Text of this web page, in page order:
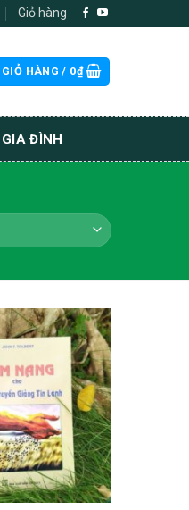
Giỏ hàng
GIỎ HÀNG / 0₫
ĐÌNH
Thêm wishlist